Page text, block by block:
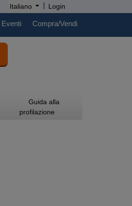
Italiano | Login
Eventi Compra/Vendi
Guida alla
profilazione